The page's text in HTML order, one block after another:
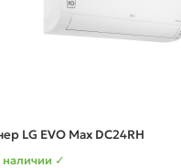
LG EVO Max DC24RH
наличии ✓